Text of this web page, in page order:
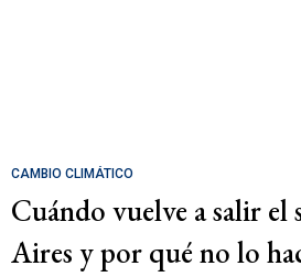
CAMBIO CLIMÁTICO
Cuándo vuelve a salir el
Aires y por qué no lo